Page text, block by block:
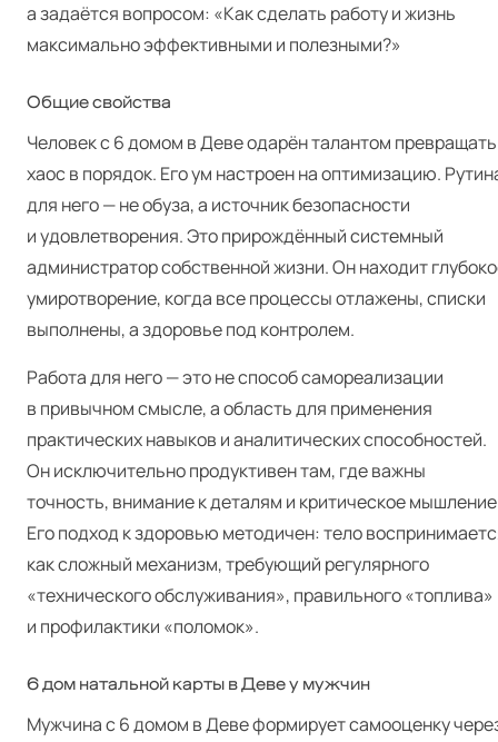
а задаётся вопросом: «Как сделать работу и жизнь
максимально эффективными и полезными?»
Общие свойства
Человек с 6 домом в Деве одарён талантом превращать
хаос в порядок. Его ум настроен на оптимизацию.
для него — не обуза, а источник безопасности
и удовлетворения. Это прирождённый системный
администратор собственной жизни. Он находит
умиротворение, когда все процессы отлажены, списки
выполнены, а здоровье под контролем.
Работа для него — это не способ самореализации
в привычном смысле, а область для применения
практических навыков и аналитических способностей.
Он исключительно продуктивен там, где важны
точность, внимание к деталям и критическое
Его подход к здоровью методичен: тело
как сложный механизм, требующий регулярного
«технического обслуживания», правильного «топлива»
и профилактики «поломок».
6 дом натальной карты в Деве у мужчин
Мужчина с 6 домом в Деве формирует самооценку